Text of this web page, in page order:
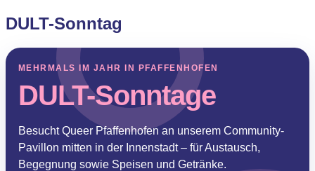
DULT-Sonntag
MEHRMALS IM JAHR IN PFAFFENHOFEN
DULT-Sonntage
Besucht Queer Pfaffenhofen an unserem Community-
Pavillon mitten in der Innenstadt – für Austausch,
Begegnung sowie Speisen und Getränke.